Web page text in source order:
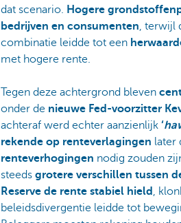
dat scenario. Hogere
bedrijven en consumenten, terwijl
combinatie leidde tot een
met hogere rente.
Tegen deze achtergrond bleven
onder de nieuwe Fed-voorzitter
achteraf werd echter aanzienlijk ‘
rekende op renteverlagingen later
renteverhogingen nodig zouden
steeds grotere verschillen tussen
Reserve de rente stabiel hield ,
beleidsdivergentie leidde tot